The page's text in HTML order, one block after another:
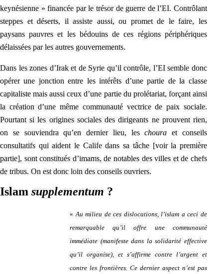
keynésienne » financée par le trésor de guerre de l’EI. Contrôlant
steppes et déserts, il assiste aussi, ou promet de le faire, les
paysans pauvres et les bédouins de ces régions périphériques
délaissées par les autres gouvernements.
Dans les zones d’Irak et de Syrie qu’il contrôle, l’EI semble donc
opérer une jonction entre les intérêts d’une partie de la classe
capitaliste mais aussi ceux d’une partie du prolétariat, forçant ainsi
la création d’une même communauté vectrice de paix sociale.
Pourtant si les origines sociales des dirigeants ne prouvent rien,
on se souviendra qu’en dernier lieu, leschoura et conseils
consultatifs qui aident le Calife dans sa tâche [voir la première
partie], sont constitués d’imams, de notables des villes et de chefs
de tribus. On est donc loin des conseils ouvriers.
Islam supplementum ?
« Au milieu de ces dislocations, l’islam a ceci de
remarquable qu’il offre une communauté
immédiate (manifeste dans la solidarité effective
qu’il organise), et s’affirme contre l’argent et
contre les frontières. Ce dernier aspect n’est pas